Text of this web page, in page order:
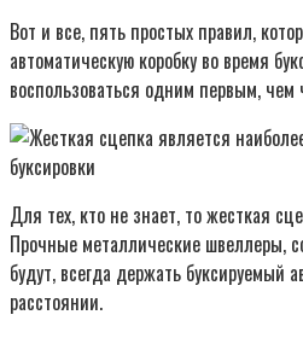
Вот и все, пять простых правил,
автоматическую коробку во время
воспользоваться одним первым,
Для тех, кто не знает, то жесткая
Прочные металлические швеллеры,
будут, всегда держать буксируемый
расстоянии.